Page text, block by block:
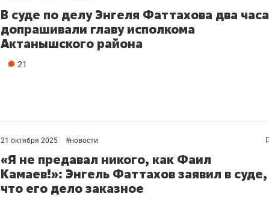
В суде по делу Энгеля Фаттахова два часа
допрашивали главу исполкома
Актанышского района
21
21 октября 2025 #новости
«Я не предавал никого, как Фаил
Камаев!»: Энгель Фаттахов заявил в суде,
что его дело заказное
Рекомендуем